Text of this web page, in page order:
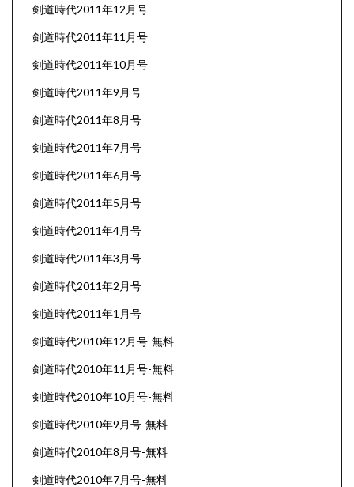
剣道時代2011年12月号
剣道時代2011年11月号
剣道時代2011年10月号
剣道時代2011年9月号
剣道時代2011年8月号
剣道時代2011年7月号
剣道時代2011年6月号
剣道時代2011年5月号
剣道時代2011年4月号
剣道時代2011年3月号
剣道時代2011年2月号
剣道時代2011年1月号
剣道時代2010年12月号-無料
剣道時代2010年11月号-無料
剣道時代2010年10月号-無料
剣道時代2010年9月号-無料
剣道時代2010年8月号-無料
剣道時代2010年7月号-無料